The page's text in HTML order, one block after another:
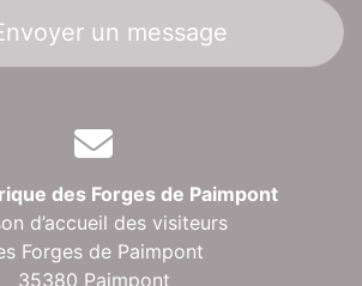
un message
des Forges de Paimpont
d’accueil des visiteurs
Forges de Paimpont
35380 Paimpont